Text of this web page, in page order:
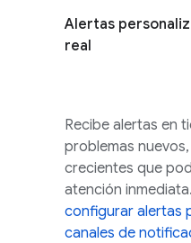
Alertas
real
Recibe alertas en
problemas
crecientes que
atención
configurar alertas
canales de